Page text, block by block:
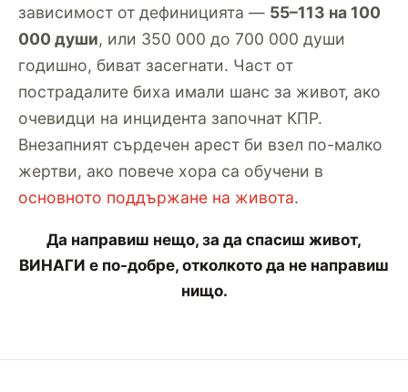
зависимост от дефиницията — 55–113 на 100
000 души, или 350 000 до 700 000 души
годишно, биват засегнати. Част от
пострадалите биха имали шанс за живот, ако
очевидци на инцидента започнат КПР.
Внезапният сърдечен арест би взел по-малко
жертви, ако повече хора са обучени в
основното поддържане на живота.
Да направиш нещо, за да спасиш живот,
ВИНАГИ е по-добре, отколкото да не направиш
нищо.